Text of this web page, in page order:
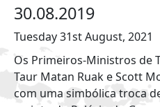
30.08.2019
Tuesday 31st August, 2021
Os Primeiros-Ministros de
Taur Matan Ruak e Scott
com uma simbólica troca